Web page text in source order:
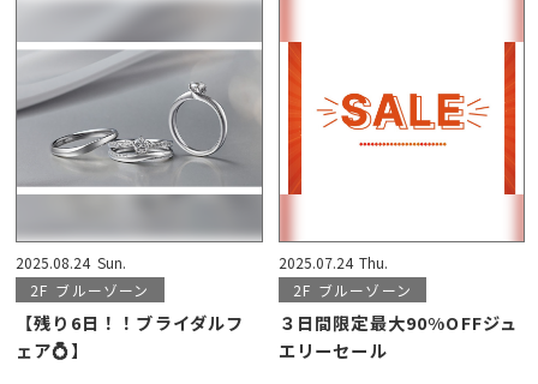
2025.08.24 Sun.
2F ブルーゾーン
【残り6日！！ブライダルフ
ェア💍】
2025.07.24 Thu.
2F ブルーゾーン
３日間限定最大90%OFFジュ
エリーセール